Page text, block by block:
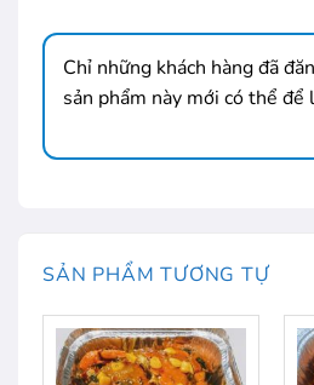
Chỉ những khách hàng đã
sản phẩm này mới có thể để
SẢN PHẨM TƯƠNG TỰ